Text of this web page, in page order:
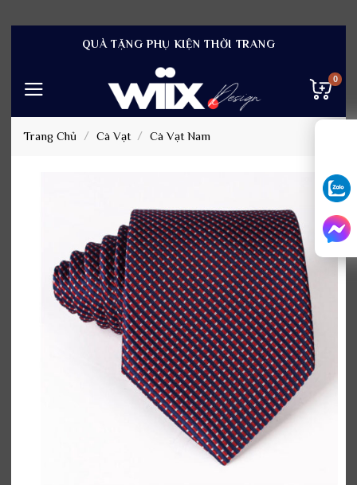
dung
QUÀ TẶNG PHỤ KIỆN THỜI TRANG
Trang Chủ / Cà Vạt / Cà Vạt Nam